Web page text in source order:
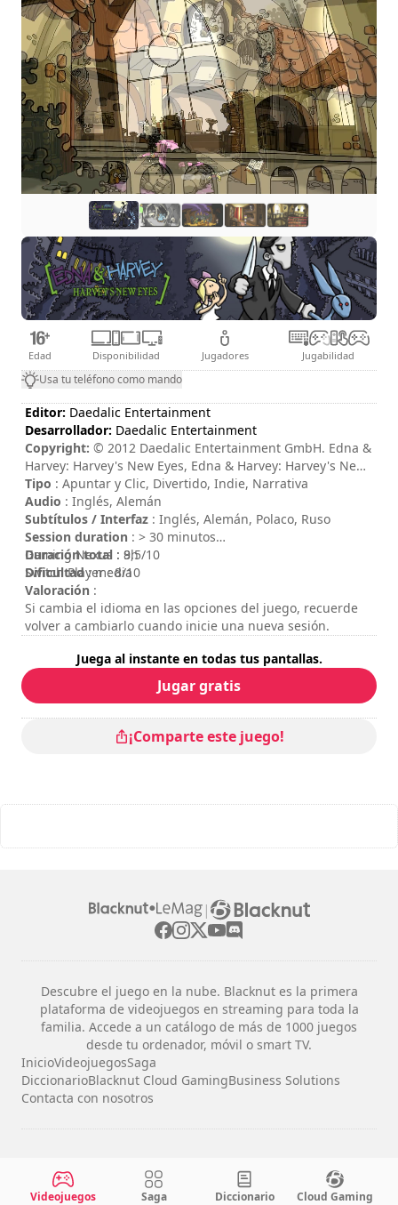
Edad Disponibilidad Jugadores Jugabilidad
Usa tu teléfono como mando
Editor: Daedalic Entertainment
Desarrollador: Daedalic Entertainment
Copyright: © 2012 Daedalic Entertainment GmbH. Edna &
Harvey: Harvey's New Eyes, Edna & Harvey: Harvey's New
Eyes logo and the Daedalic logo are trademarks of
Daedalic Entertainment GmbH. All rights reserved.
Tipo : Apuntar y Clic, Divertido, Indie, Narrativa
Audio : Inglés, Alemán
Subtítulos / Interfaz : Inglés, Alemán, Polaco, Ruso
Session duration : > 30 minutos
Duración total : 9h
Dificultad: media
Valoración :
Gaming Nexus : 8,5/10
Switch Player : 8/10
Si cambia el idioma en las opciones del juego, recuerde
volver a cambiarlo cuando inicie una nueva sesión.
Juega al instante en todas tus pantallas.
Jugar gratis
¡Comparte este juego!
|
Descubre el juego en la nube. Blacknut es la primera
plataforma de videojuegos en streaming para toda la
familia. Accede a un catálogo de más de 1000 juegos
desde tu ordenador, móvil o smart TV.
InicioVideojuegosSaga
DiccionarioBlacknut Cloud GamingBusiness Solutions
Contacta con nosotros
Avisos legales
Términos y condiciones
Videojuegos Saga Diccionario Cloud Gaming